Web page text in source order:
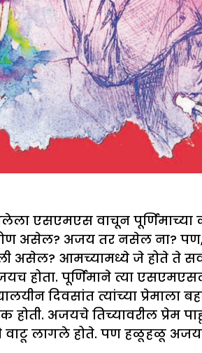
एसएमएस वाचून पूर्णिमाच्या
असेल? अजय तर नसेल ना? पण,
असेल? आमच्यामध्ये जे होते ते
होता. पूर्णिमाने त्या
दिवसांत त्यांच्या प्रेमाला
होती. अजयचे तिच्यावरील
लागले होते. पण हळूहळू अजयच्या